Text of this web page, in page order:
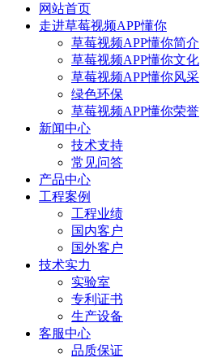
网站首页
走进草莓视频APP懂你
草莓视频APP懂你简介
草莓视频APP懂你文化
草莓视频APP懂你风采
绿色环保
草莓视频APP懂你荣誉
新闻中心
技术支持
常见问答
产品中心
工程案例
工程业绩
国内客户
国外客户
技术实力
实验室
专利证书
生产设备
客服中心
品质保证